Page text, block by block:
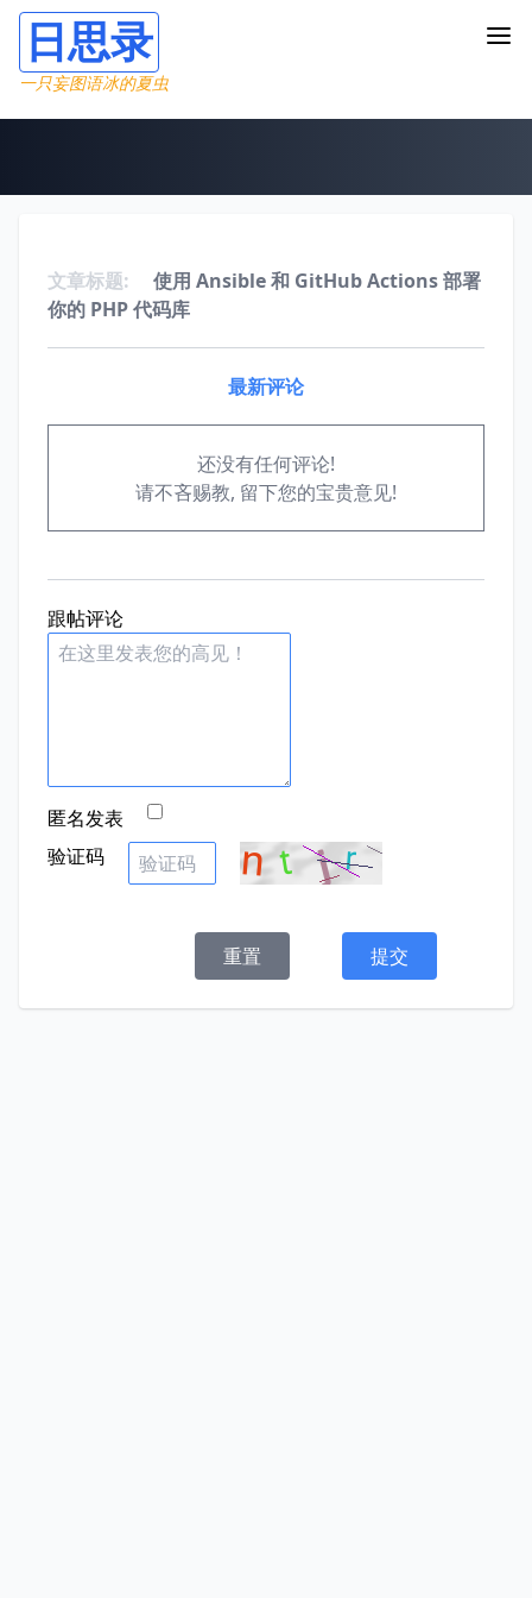
日思录
一只妄图语冰的夏虫
文章标题:
使用 Ansible 和 GitHub Actions 部署
你的 PHP 代码库
最新评论
还没有任何评论!
请不吝赐教, 留下您的宝贵意见!
跟帖评论
匿名发表
验证码
重置 提交